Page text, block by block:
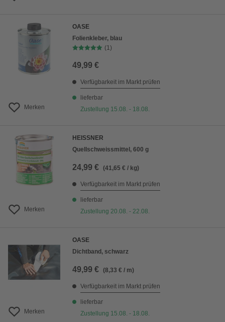
Merken
OASE
Folienkleber, blau
(1)
49,99 €
Verfügbarkeit im Markt prüfen
lieferbar
Zustellung 15.08. - 18.08.
Merken
HEISSNER
Quellschweissmittel, 600 g
24,99 € (41,65 € / kg)
Verfügbarkeit im Markt prüfen
lieferbar
Zustellung 20.08. - 22.08.
Merken
OASE
Dichtband, schwarz
49,99 € (8,33 € / m)
Verfügbarkeit im Markt prüfen
lieferbar
Zustellung 15.08. - 18.08.